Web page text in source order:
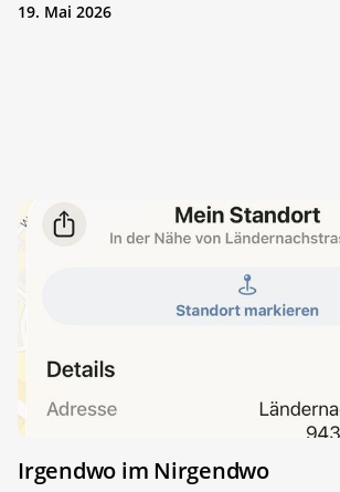
19. Mai 2026
Irgendwo im ­Nirgendwo